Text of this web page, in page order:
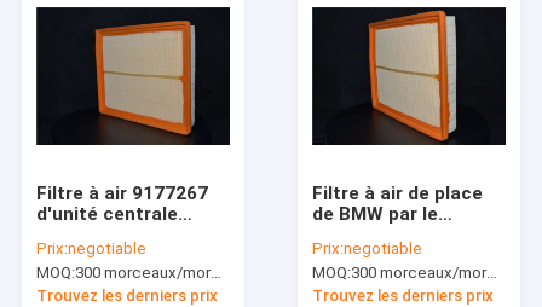
Filtre à air 9177267
d'unité centrale
55183562 46552772
55183269 55192012
Prix:negotiable
MOQ:300 morceaux/morceaux (Min. Order)
Trouvez les derniers prix
Filtre à air de place
de BMW par le
286*150*57mm
939.DXG22 750IL
Prix:negotiable
MOQ:300 morceaux/morceaux (Min. Order)
Trouvez les derniers prix